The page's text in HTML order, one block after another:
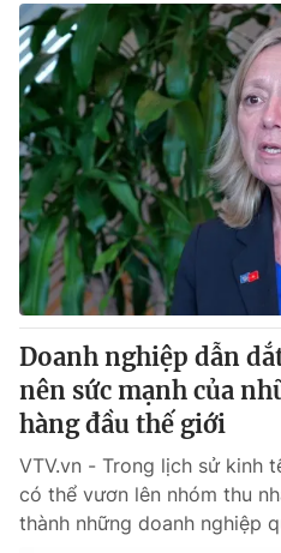
Y tế
Thế giới
Tin tức
Thế giới đó đây
Câu chuyện quốc tế
Kinh tế
Tài chính
Thị trường
Góc doanh nghiệp
Dữ liệu và đời sống
Truyền hình
Phim VTV
Hậu trường
Nhân vật
Khán giả
Giải trí
Điện ảnh
Âm nhạc
Đời sống
Du lịch
Giáo dục
Doanh nghiệp dẫn
nên sức mạnh của
hàng đầu thế giới
VTV.vn - Trong lịch sử kinh
có thể vươn lên nhóm thu
thành những doanh nghiệp